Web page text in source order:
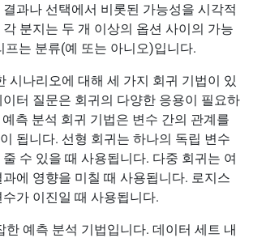
과나 선택에서 비롯된 가능성을 시각적
분지는 두 개 이상의 옵션 사이의 가능
프는 분류(예 또는 아니오)입니다.
시나리오에 대해 세 가지 회귀 기법이 있
터 질문은 회귀의 다양한 응용이 필요하
측 분석 회귀 기법은 변수 간의 관계를
됩니다. 선형 회귀는 하나의 독립 변수
수 있을 때 사용됩니다. 다중 회귀는 여
에 영향을 미칠 때 사용됩니다. 로지스
가 이진일 때 사용됩니다.
한 예측 분석 기법입니다. 데이터 세트 내